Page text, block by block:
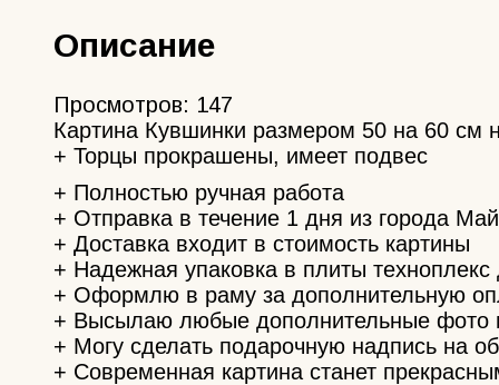
Описание
Просмотров: 147
Картина Кувшинки размером 50 на 60 см
+ Торцы прокрашены, имеет подвес
+ Полностью ручная работа
+ Отправка в течение 1 дня из города
+ Доставка входит в стоимость картины
+ Надежная упаковка в плиты техноплекс
+ Оформлю в раму за дополнительную
+ Высылаю любые дополнительные фото
+ Могу сделать подарочную надпись на
+ Современная картина станет